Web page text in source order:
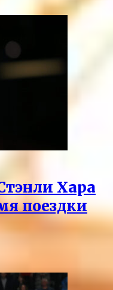
Хара
поездки